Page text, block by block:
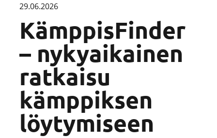
29.06.2026
KämppisFinder
– nykyaikainen
ratkaisu
kämppiksen
löytymiseen